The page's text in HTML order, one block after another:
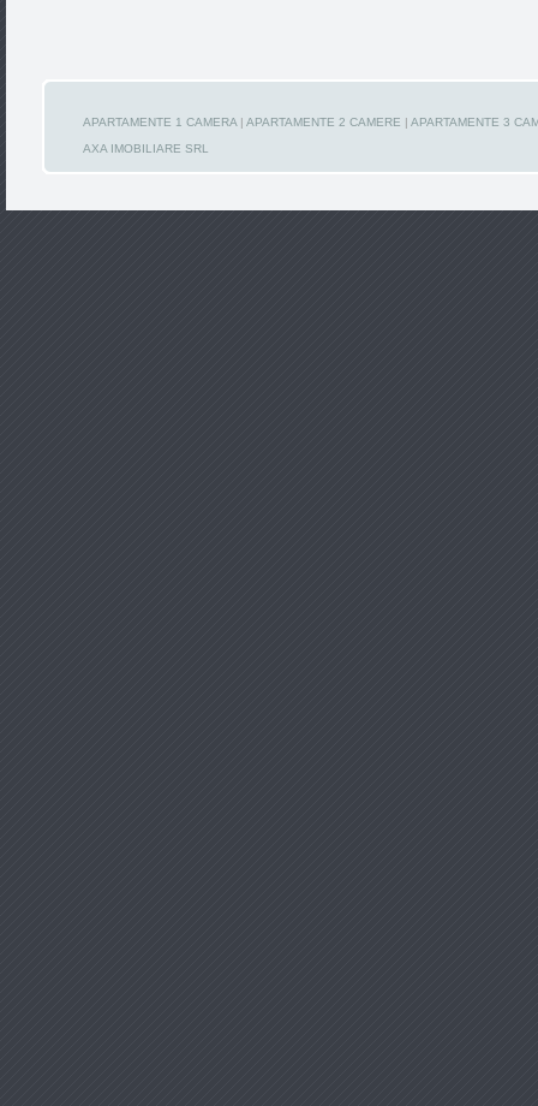
APARTAMENTE 1 CAMERA | APARTAMENTE 2 CAMERE | APARTAMENTE 3
AXA IMOBILIARE SRL